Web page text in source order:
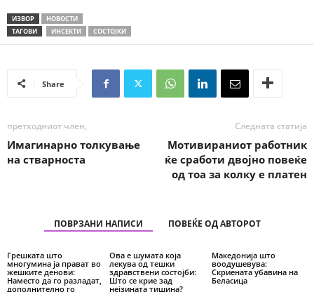
ИЗВОР
НОВОСТИ
ТАГОВИ
ИНСЕКТИ СОСТОЈКИ
Share
претходниот член,
Имагинарно толкување
на стварноста
Следната статија
Мотивираниот работник
ќе сработи двојно повеќе
од тоа за колку е платен
ПОВРЗАНИ НАПИСИ ПОВЕЌЕ ОД АВТОРОТ
Грешката што
многумина ја прават во
жешките денови:
Наместо да го разладат,
дополнително го
Ова е шумата која
лекува од тешки
здравствени состојби:
Што се крие зад
нејзината тишина?
Македонија што
воодушевува:
Скриената убавина на
Беласица